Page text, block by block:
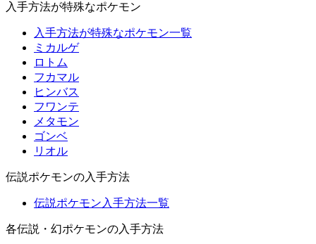
入手方法が特殊なポケモン
入手方法が特殊なポケモン一覧
ミカルゲ
ロトム
フカマル
ヒンバス
フワンテ
メタモン
ゴンベ
リオル
伝説ポケモンの入手方法
伝説ポケモン入手方法一覧
各伝説・幻ポケモンの入手方法